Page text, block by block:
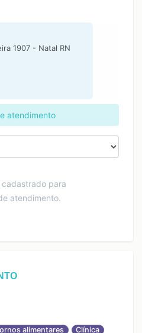
1907 - Natal RN
atendimento
cadastrado para
atendimento.
alimentares
Clínica